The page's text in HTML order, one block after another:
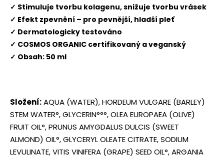
✓ Stimuluje tvorbu kolagenu, snižuje tvorbu vrásek
✓ Efekt zpevnění – pro pevnější, hladší pleť
✓ Dermatologicky testováno
✓ COSMOS ORGANIC certifikovaný a veganský
✓ Obsah: 50 ml
Složení:AQUA (WATER), HORDEUM VULGARE (BARLEY)
STEM WATER°, GLYCERIN°°°, OLEA EUROPAEA (OLIVE)
FRUIT OIL°, PRUNUS AMYGDALUS DULCIS (SWEET
ALMOND) OIL°, GLYCERYL OLEATE CITRATE, SODIUM
LEVULINATE, VITIS VINIFERA (GRAPE) SEED OIL°, ARGANIA